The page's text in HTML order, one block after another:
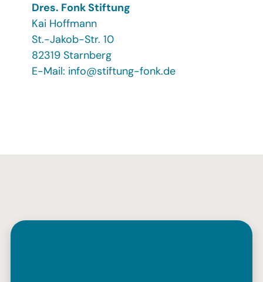
Dres. Fonk Stiftung
Kai Hoffmann
St.-Jakob-Str. 10
82319 Starnberg
E-Mail: info@stiftung-fonk.de